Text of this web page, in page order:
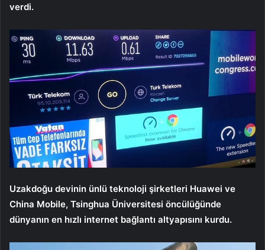
verdi.
Uzakdoğu devinin ünlü teknoloji şirketleri Huawei ve
China Mobile, Tsinghua Üniversitesi öncülüğünde
dünyanın en hızlı internet bağlantı altyapısını kurdu.